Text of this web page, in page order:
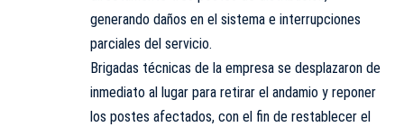
generando daños en el sistema e interrupciones
parciales del servicio.
Brigadas técnicas de la empresa se desplazaron de
inmediato al lugar para retirar el andamio y reponer
los postes afectados, con el fin de restablecer el